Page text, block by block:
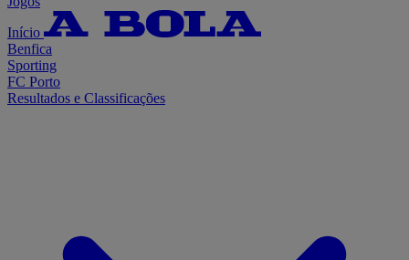
Início
Benfica
Sporting
FC Porto
Resultados e Classificações